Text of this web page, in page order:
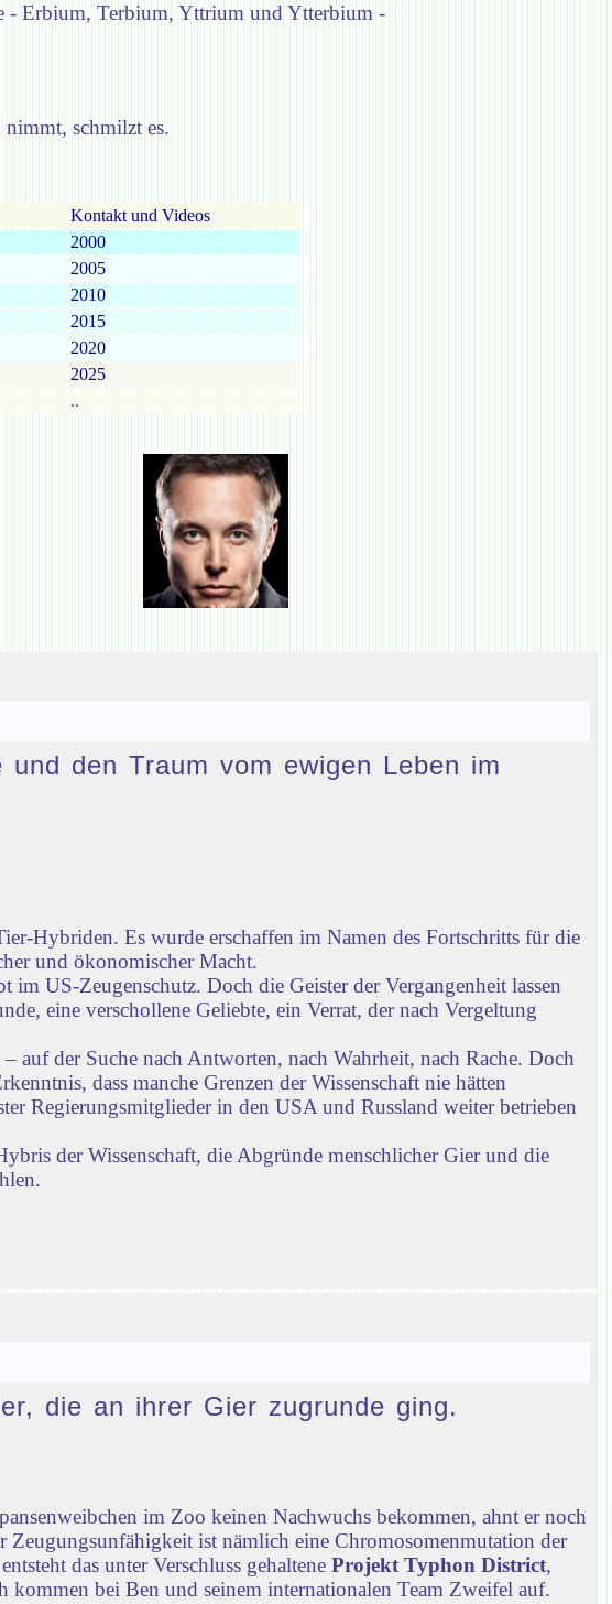
- Erbium, Terbium, Yttrium und Ytterbium -
schmilzt es.
Kontakt und Videos
2000
2005
2010
2015
2020
2025
..
den Traum vom ewigen Leben im
Hybriden. Es wurde erschaffen im Namen des Fortschritts für die
und ökonomischer Macht.
im US-Zeugenschutz. Doch die Geister der Vergangenheit lassen
eine verschollene Geliebte, ein Verrat, der nach Vergeltung
auf der Suche nach Antworten, nach Wahrheit, nach Rache. Doch
dass manche Grenzen der Wissenschaft nie hätten
Regierungsmitglieder in den USA und Russland weiter betrieben
der Wissenschaft, die Abgründe menschlicher Gier und die
die an ihrer Gier zugrunde ging.
im Zoo keinen Nachwuchs bekommen, ahnt er noch
Zeugungsunfähigkeit ist nämlich eine Chromosomenmutation der
das unter Verschluss gehaltene Projekt Typhon District,
bei Ben und seinem internationalen Team Zweifel auf.